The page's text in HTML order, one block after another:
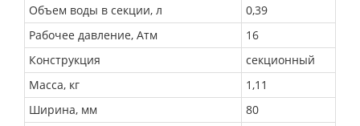
Объем воды в секции, л
0,39
Рабочее давление, Атм
16
Конструкция
секционный
Масса, кг
1,11
Ширина, мм
80